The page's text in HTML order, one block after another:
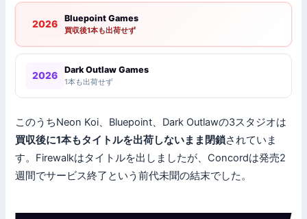
2026 Bluepoint Games
買収後1本も出荷せず
2026 Dark Outlaw Games
1本も出荷せず
このうちNeon Koi、Bluepoint、Dark Outlawの3スタジオは
買収後に1本もタイトルを出荷しないまま閉鎖されていま
す。Firewalkはタイトルを出しましたが、Concordは発売2
週間でサービス終了という前代未聞の結末でした。